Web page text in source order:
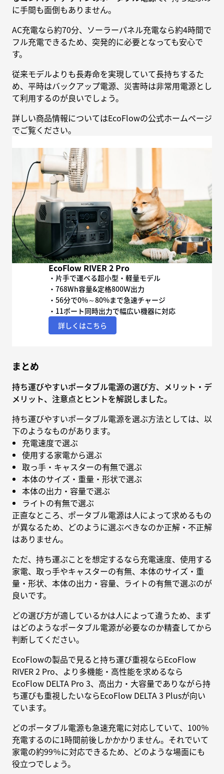
に手間も面倒もありません。
AC充電なら約70分、ソーラーパネル充電なら約4時間で
フル充電できるため、突発的に必要となっても安心で
す。
従来モデルよりも長寿命を実現していて長持ちするた
め、平時はバックアップ電源、災害時は非常用電源とし
て利用するのが良いでしょう。
詳しい商品情報についてはEcoFlowの公式ホームページ
でご覧ください。
EcoFlow RIVER 2 Pro
・片手で運べる超小型・軽量モデル
・768Wh容量&定格800Ｗ出力
・56分で0%～80%まで急速チャージ
・11ポート同時出力で幅広い機器に対応
詳しくはこちら
まとめ
持ち運びやすいポータブル電源の選び方、メリット・デ
メリット、注意点とヒントを解説しました。
持ち運びやすいポータブル電源を選ぶ方法としては、以
下のようなものがあります。
充電速度で選ぶ
使用する家電から選ぶ
取っ手・キャスターの有無で選ぶ
本体のサイズ・重量・形状で選ぶ
本体の出力・容量で選ぶ
ライトの有無で選ぶ
正直なところ、ポータブル電源は人によって求めるもの
が異なるため、どのように選ぶべきなのか正解・不正解
はありません。
ただ、持ち運ぶことを想定するなら充電速度、使用する
家電、取っ手やキャスターの有無、本体のサイズ・重
量・形状、本体の出力・容量、ライトの有無で選ぶのが
良いです。
どの選び方が適しているかは人によって違うため、まず
はどのようなポータブル電源が必要なのか精査してから
判断してください。
EcoFlowの製品で見ると持ち運び重視ならEcoFlow
RIVER 2 Pro、より多機能・高性能を求めるなら
EcoFlow DELTA Pro 3、高出力・大容量でありながら持
ち運びも重視したいならEcoFlow DELTA 3 Plusが向い
ています。
どのポータブル電源も急速充電に対応していて、100％
充電するのに1時間前後しかかかりません。それでいて
家電の約99％に対応できるため、どのような場面にも
役立つでしょう。